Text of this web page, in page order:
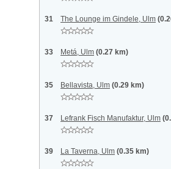
31 The Lounge im Gindele, Ulm
33 Metá, Ulm (0.27 km)
35 Bellavista, Ulm (0.29 km)
37 Lefrank Fisch Manufaktur, Ulm
39 La Taverna, Ulm (0.35 km)